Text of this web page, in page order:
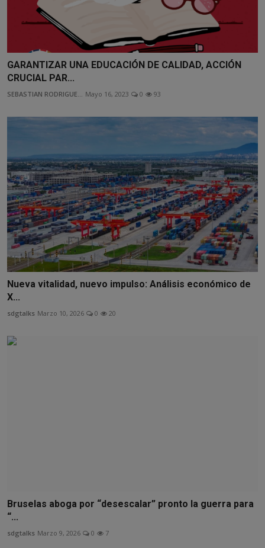
GARANTIZAR UNA EDUCACIÓN DE CALIDAD, ACCIÓN
CRUCIAL PAR...
SEBASTIAN RODRIGUE... Mayo 16, 2023 0 93
Nueva vitalidad, nuevo impulso: Análisis económico de
X...
sdgtalks Marzo 10, 2026 0 20
Bruselas aboga por “desescalar” pronto la guerra para
“...
sdgtalks Marzo 9, 2026 0 7